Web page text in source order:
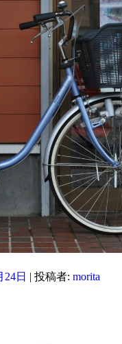
24日 | 投稿者: morita